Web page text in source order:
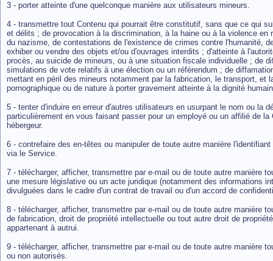
3 - porter atteinte d'une quelconque manière aux utilisateurs mineurs.
4 - transmettre tout Contenu qui pourrait être constitutif, sans que ce qui
et délits ; de provocation à la discrimination, à la haine ou à la violence en
du nazisme, de contestations de l'existence de crimes contre l'humanité,
exhiber ou vendre des objets et/ou d'ouvrages interdits ; d'atteinte à
procès, au suicide de mineurs, ou à une situation fiscale individuelle ; de
simulations de vote relatifs à une élection ou un référendum ; de
mettant en péril des mineurs notamment par la fabrication, le transport, et
pornographique ou de nature à porter gravement atteinte à la dignité
5 - tenter d'induire en erreur d'autres utilisateurs en usurpant le nom ou la
particulièrement en vous faisant passer pour un employé ou un affilié de
hébergeur.
6 - contrefaire des en-têtes ou manipuler de toute autre manière
via le Service.
7 - télécharger, afficher, transmettre par e-mail ou de toute autre manière
une mesure législative ou un acte juridique (notamment des informations
divulguées dans le cadre d'un contrat de travail ou d'un accord de
8 - télécharger, afficher, transmettre par e-mail ou de toute autre manière
de fabrication, droit de propriété intellectuelle ou tout autre droit de
appartenant à autrui.
9 - télécharger, afficher, transmettre par e-mail ou de toute autre manière
ou non autorisés.